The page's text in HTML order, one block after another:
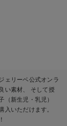
ェリーベ公式オンラ
い素材、 そして授
（新生児・乳児）
いただけます。